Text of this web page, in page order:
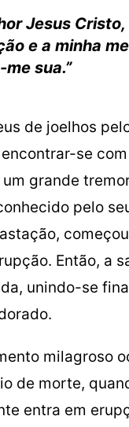
Jesus
e a minha
sua.”
de joelhos
se
um grande
pelo
Então, a
unindo-se
milagroso
de morte,
entra em